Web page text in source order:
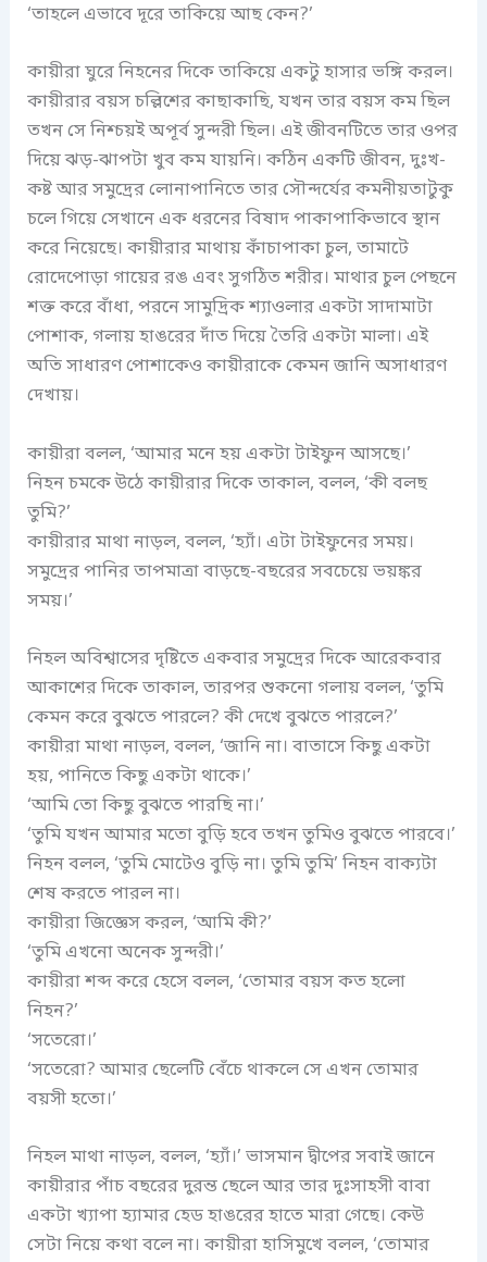
‘তাহলে এভাবে দূরে তাকিয়ে আছ কেন?’
কায়ীরা ঘুরে নিহনের দিকে তাকিয়ে একটু হাসার ভঙ্গি করল।
কায়ীরার বয়স চল্লিশের কাছাকাছি, যখন তার বয়স কম ছিল
তখন সে নিশ্চয়ই অপূর্ব সুন্দরী ছিল। এই জীবনটিতে তার ওপর
দিয়ে ঝড়-ঝাপটা খুব কম যায়নি। কঠিন একটি জীবন, দুঃখ-
কষ্ট আর সমুদ্রের লোনাপানিতে তার সৌন্দর্যের কমনীয়তাটুকু
চলে গিয়ে সেখানে এক ধরনের বিষাদ পাকাপাকিভাবে স্থান
করে নিয়েছে। কায়ীরার মাথায় কাঁচাপাকা চুল, তামাটে
রোদেপোড়া গায়ের রঙ এবং সুগঠিত শরীর। মাথার চুল পেছনে
শক্ত করে বাঁধা, পরনে সামুদ্রিক শ্যাওলার একটা সাদামাটা
পোশাক, গলায় হাঙরের দাঁত দিয়ে তৈরি একটা মালা। এই
অতি সাধারণ পোশাকেও কায়ীরাকে কেমন জানি অসাধারণ
দেখায়।
কায়ীরা বলল, ‘আমার মনে হয় একটা টাইফুন আসছে।’
নিহন চমকে উঠে কায়ীরার দিকে তাকাল, বলল, ‘কী বলছ
তুমি?’
কায়ীরার মাথা নাড়ল, বলল, ‘হ্যাঁ। এটা টাইফুনের সময়।
সমুদ্রের পানির তাপমাত্রা বাড়ছে-বছরের সবচেয়ে ভয়ঙ্কর
সময়।’
নিহল অবিশ্বাসের দৃষ্টিতে একবার সমুদ্রের দিকে আরেকবার
আকাশের দিকে তাকাল, তারপর শুকনো গলায় বলল, ‘তুমি
কেমন করে বুঝতে পারলে? কী দেখে বুঝতে পারলে?’
কায়ীরা মাথা নাড়ল, বলল, ‘জানি না। বাতাসে কিছু একটা
হয়, পানিতে কিছু একটা থাকে।’
‘আমি তো কিছু বুঝতে পারছি না।’
‘তুমি যখন আমার মতো বুড়ি হবে তখন তুমিও বুঝতে পারবে।’
নিহন বলল, ‘তুমি মোটেও বুড়ি না। তুমি তুমি’ নিহন বাক্যটা
শেষ করতে পারল না।
কায়ীরা জিজ্ঞেস করল, ‘আমি কী?’
‘তুমি এখনো অনেক সুন্দরী।’
কায়ীরা শব্দ করে হেসে বলল, ‘তোমার বয়স কত হলো
নিহন?’
‘সতেরো।’
‘সতেরো? আমার ছেলেটি বেঁচে থাকলে সে এখন তোমার
বয়সী হতো।’
নিহল মাথা নাড়ল, বলল, ‘হ্যাঁ।’ ভাসমান দ্বীপের সবাই জানে
কায়ীরার পাঁচ বছরের দুরন্ত ছেলে আর তার দুঃসাহসী বাবা
একটা খ্যাপা হ্যামার হেড হাঙরের হাতে মারা গেছে। কেউ
সেটা নিয়ে কথা বলে না। কায়ীরা হাসিমুখে বলল, ‘তোমার